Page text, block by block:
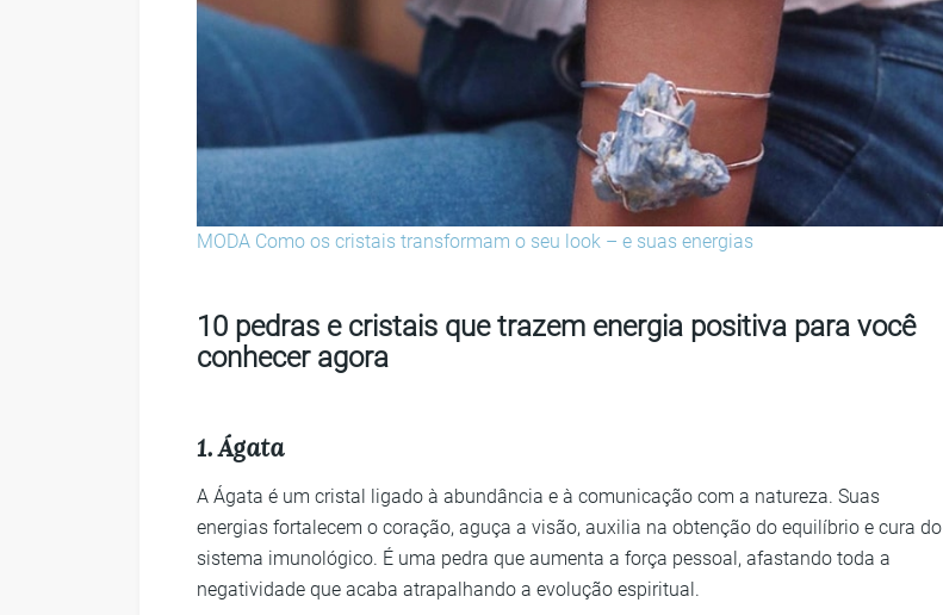
MODA Como os cristais transformam o seu look – e suas energias
10 pedras e cristais que trazem energia positiva para você
conhecer agora
1. Ágata
A Ágata é um cristal ligado à abundância e à comunicação com a natureza. Suas
energias fortalecem o coração, aguça a visão, auxilia na obtenção do equilíbrio e cura do
sistema imunológico. É uma pedra que aumenta a força pessoal, afastando toda a
negatividade que acaba atrapalhando a evolução espiritual.